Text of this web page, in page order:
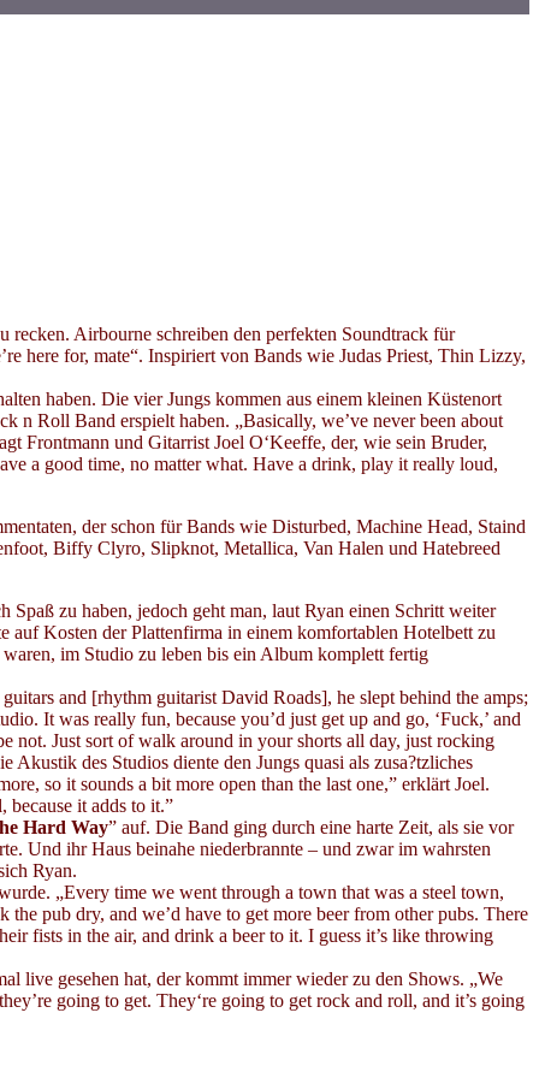
recken. Airbourne schreiben den perfekten Soundtrack für
here for, mate“. Inspiriert von Bands wie Judas Priest, Thin Lizzy,
haben. Die vier Jungs kommen aus einem kleinen Küstenort
n Roll Band erspielt haben. „Basically, we’ve never been about
Frontmann und Gitarrist Joel O‘Keeffe, der, wie sein Bruder,
a good time, no matter what. Have a drink, play it really loud,
der schon für Bands wie Disturbed, Machine Head, Staind
Biffy Clyro, Slipknot, Metallica, Van Halen und Hatebreed
Spaß zu haben, jedoch geht man, laut Ryan einen Schritt weiter
auf Kosten der Plattenfirma in einem komfortablen Hotelbett zu
im Studio zu leben bis ein Album komplett fertig
and [rhythm guitarist David Roads], he slept behind the amps;
It was really fun, because you’d just get up and go, ‘Fuck,’ and
not. Just sort of walk around in your shorts all day, just rocking
des Studios diente den Jungs quasi als zusa?tzliches
so it sounds a bit more open than the last one,” erklärt Joel.
because it adds to it.”
Hard Way” auf. Die Band ging durch eine harte Zeit, als sie vor
Und ihr Haus beinahe niederbrannte – und zwar im wahrsten
Ryan.
„Every time we went through a town that was a steel town,
pub dry, and we’d have to get more beer from other pubs. There
fists in the air, and drink a beer to it. I guess it’s like throwing
live gesehen hat, der kommt immer wieder zu den Shows. „We
going to get. They‘re going to get rock and roll, and it’s going